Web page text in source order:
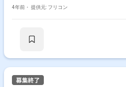
4年前・ 提供元: フリコン